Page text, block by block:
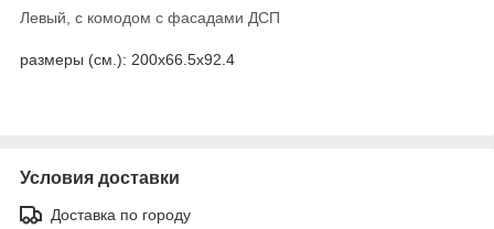
Левый, с комодом с фасадами ДСП
размеры (см.): 200х66.5х92.4
Условия доставки
Доставка по городу